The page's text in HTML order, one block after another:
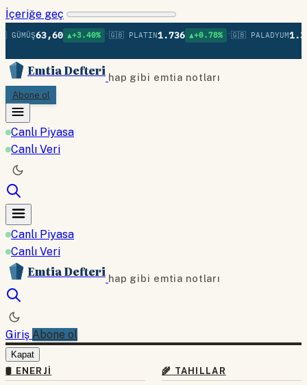
İçeriğe geç
63,60 ▲+3.40% •🇬🇧 PLATIN1.736 ▲+0.78% •🇬🇧 PALADYUM1.379
Emtia Defteri hap gibi emtia notları
Abone ol
Canlı Piyasa
Canlı Veri
Canlı Piyasa
Canlı Veri
Emtia Defteri hap gibi emtia notları
Giriş Abone ol
Kapat
🛢 ENERJI
🌾 TAHILLAR